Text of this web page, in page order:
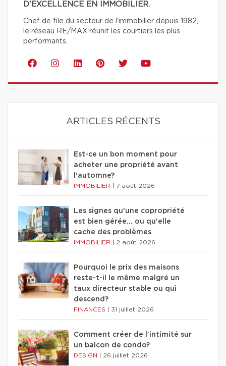
D'EXCELLENCE EN IMMOBILIER.
Chef de file du secteur de l'immobilier depuis 1982,
le réseau RE/MAX réunit les courtiers les plus
performants.
ARTICLES RÉCENTS
Est-ce un bon moment pour
acheter une propriété avant
l'automne?
IMMOBILIER 7 août 2026
Les signes qu'une copropriété
est bien gérée… ou qu'elle
cache des problèmes
IMMOBILIER 2 août 2026
Pourquoi le prix des maisons
reste-t-il le même malgré un
taux directeur stable ou qui
descend?
FINANCES 31 juillet 2026
Comment créer de l'intimité sur
un balcon de condo?
DESIGN 26 juillet 2026